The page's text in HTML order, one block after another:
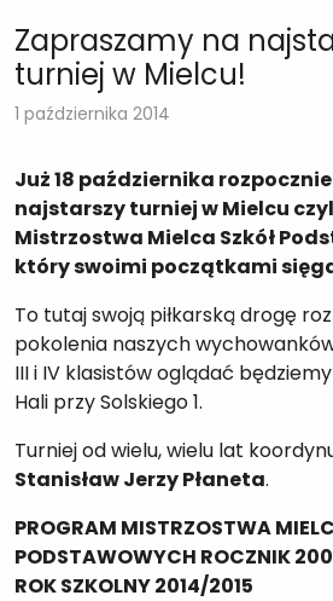
Zapraszamy na
turniej w Mielcu!
1 października 2014
Już 18 października
najstarszy turniej w Mielcu
Mistrzostwa Mielca Szkół
który swoimi początkami
To tutaj swoją piłkarską drogę
pokolenia naszych
III i IV klasistów oglądać
Hali przy Solskiego 1.
Turniej od wielu, wielu lat
Stanisław Jerzy Płaneta.
PROGRAM MISTRZOSTWA
PODSTAWOWYCH ROCZNIK
ROK SZKOLNY 2014/2015